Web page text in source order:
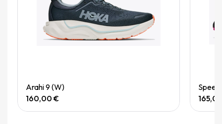
Arahi 9 (W)
160,00 €